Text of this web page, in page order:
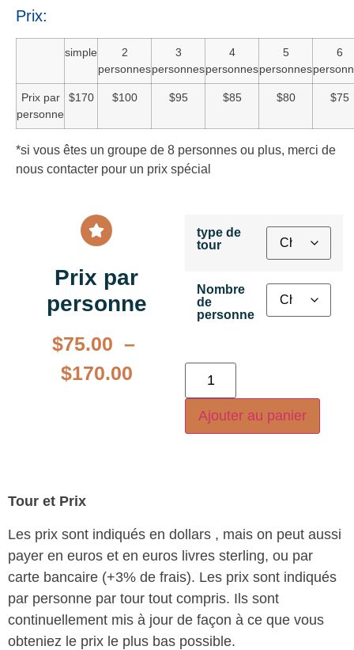
Prix:
simple
2
personnes
3
personnes
4
personnes
5
personnes
6
Prix par
personne
$170 $100 $95 $85 $80 $75
*si vous êtes un groupe de 8 personnes ou plus, merci de
nous contacter pour un prix spécial
Prix par
personne
$75.00 –
$170.00
type de
tour
Nombre
de
personne
Ajouter au panier
Tour et Prix
Les prix sont indiqués en dollars , mais on peut aussi
payer en euros et en euros livres sterling, ou par
carte bancaire (+3% de frais). Les prix sont indiqués
par personne par tour tout compris. Ils sont
continuellement mis à jour de façon à ce que vous
obteniez le prix le plus bas possible.